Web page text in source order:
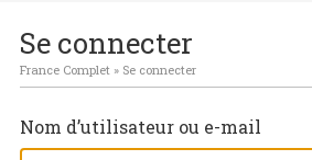
indoor reviennent le 23 Janvier 2027 !
Se connecter
France Complet» Se connecter
Nom d’utilisateur ou e-mail